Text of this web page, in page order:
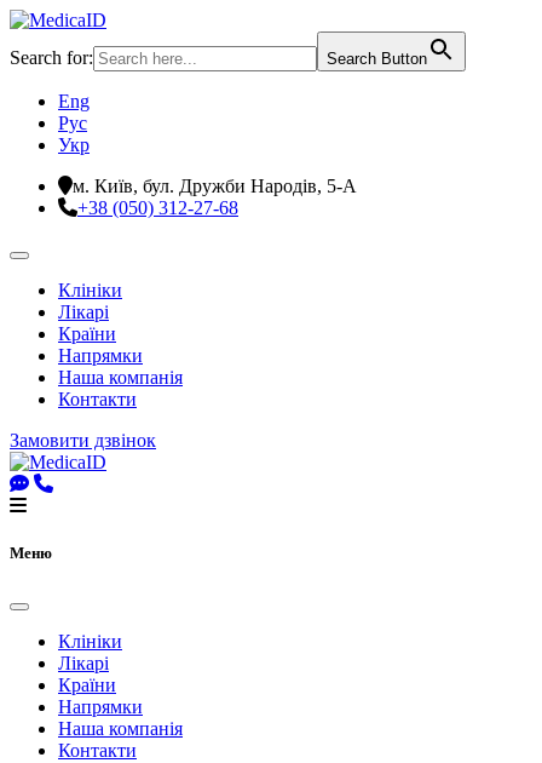
Search for: Search Button
Eng
Рус
Укр
м. Київ, бул. Дружби Народів, 5-А
+38 (050) 312-27-68
Клініки
Лікарі
Країни
Напрямки
Наша компанія
Контакти
Замовити дзвінок
Меню
Клініки
Лікарі
Країни
Напрямки
Наша компанія
Контакти